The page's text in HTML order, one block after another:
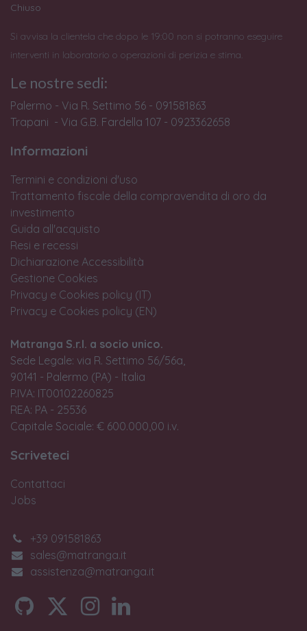
Chiuso
Si avvisa la clientela che dopo le 19:00 non si potranno eseguire
interventi in laboratorio o operazioni di perizia e stima.
Le nostre sedi:
Palermo - Via R. Settimo 56 - 091581863
Trapani - Via G.B. Fardella 107 - 0923362658
Informazioni
Termini e condizioni d'uso
Trattamento fiscale della compravendita di oro da
investimento
Guida all'acquisto
Resi e recessi
Dichiarazione Accessibilità
Gestione Cookies
Privacy e Cookies policy (IT)
Privacy e Cookies policy (EN)
Matranga S.r.l. a socio unico.
Sede Legale: via R. Settimo 56/56a,
90141 - Palermo (PA) - Italia
P.IVA: IT00102260825
REA: PA - 25536
Capitale Sociale: € 600.000,00 i.v.
Scriveteci
Contattaci
Jobs
+39 091581863
sales@matranga.it
assistenza@matranga.it